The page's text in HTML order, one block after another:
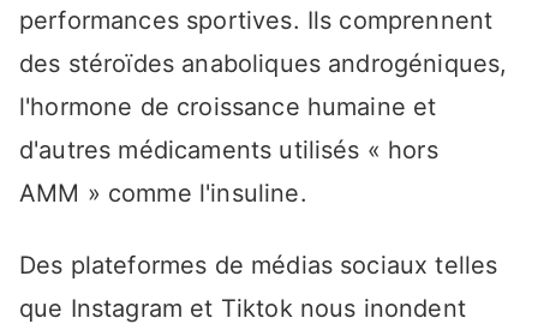
performances sportives. Ils comprennent
des stéroïdes anaboliques androgéniques,
l'hormone de croissance humaine et
d'autres médicaments utilisés « hors
AMM » comme l'insuline.
Des plateformes de médias sociaux telles
que Instagram et Tiktok nous inondent